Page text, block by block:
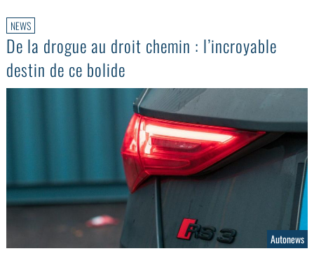
NEWS
De la drogue au droit chemin : l’incroyable
destin de ce bolide
Autonews